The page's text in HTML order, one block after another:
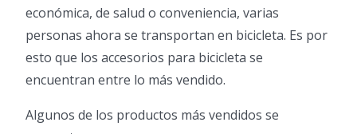
económica, de salud o conveniencia, varias
personas ahora se transportan en bicicleta. Es por
esto que los accesorios para bicicleta se
encuentran entre lo más vendido.
Algunos de los productos más vendidos se